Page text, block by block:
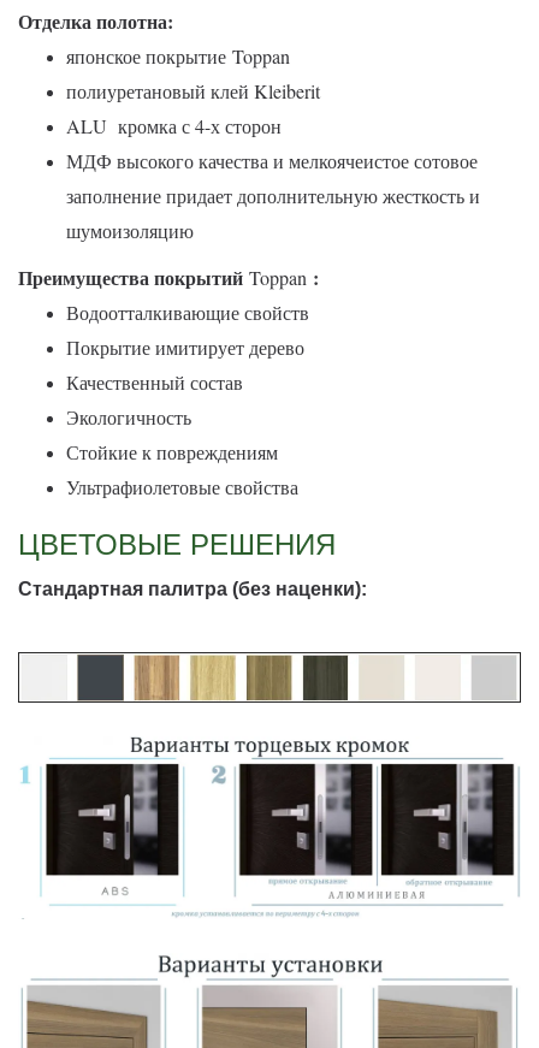
Отделка полотна:
японское покрытие Toppan
полиуретановый клей Kleiberit
ALU кромка с 4-х сторон
МДФ высокого качества и мелкоячеистое сотовое
заполнение придает дополнительную жесткость и
шумоизоляцию
Преимущества покрытий Toppan :
Водоотталкивающие свойств
Покрытие имитирует дерево
Качественный состав
Экологичность
Стойкие к повреждениям
Ультрафиолетовые свойства
ЦВЕТОВЫЕ РЕШЕНИЯ
Стандартная палитра (без наценки):